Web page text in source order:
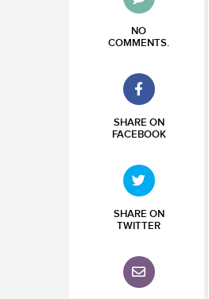
NO
COMMENTS.
SHARE ON
FACEBOOK
SHARE ON
TWITTER